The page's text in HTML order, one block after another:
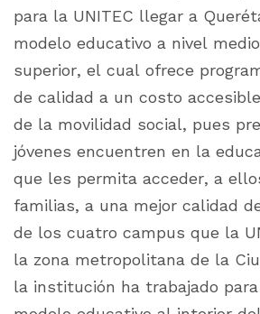
para la UNITEC llegar a
modelo educativo a nivel
superior, el cual ofrece
de calidad a un costo
de la movilidad social, pues
jóvenes encuentren en la
que les permita acceder, a
familias, a una mejor calidad
de los cuatro campus que la
la zona metropolitana de la
la institución ha trabajado